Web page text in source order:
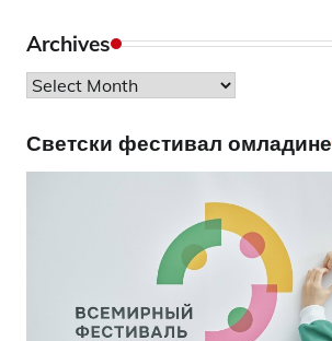
Archives
Archives
Светски фестивал омладине